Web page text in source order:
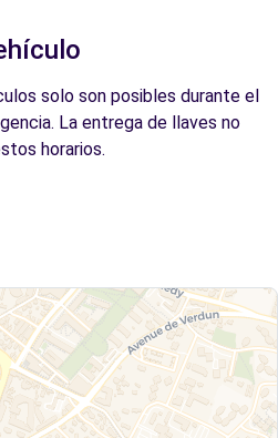
solo son posibles durante el
La entrega de llaves no
horarios.